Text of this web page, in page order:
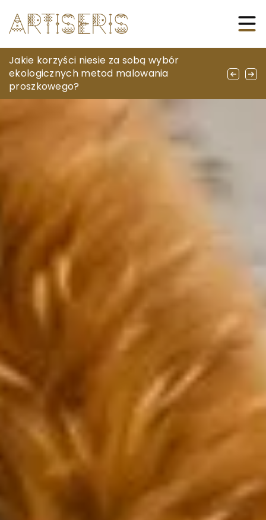
Jak wybrać odpowiednie kable do swojego
systemu audio?
Jakie korzyści niesie za sobą wybór
ekologicznych metod malowania
proszkowego?
Jak dobrać idealną wędkę do różnych
technik łowienia?